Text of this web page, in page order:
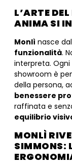
L’ARTE
ANIMA SI
Monlì nasce
funzionalità.
interpreta.
showroom è
della persona,
benessere
raffinata e
equilibrio
MONLÌ
SIMMONS: